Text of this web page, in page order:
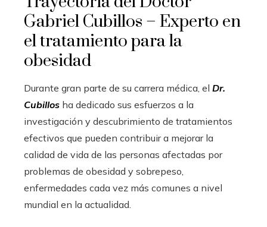
Gabriel Cubillos – Experto en
el tratamiento para la
obesidad
Durante gran parte de su carrera médica, el Dr.
Cubillos ha dedicado sus esfuerzos a la
investigación y descubrimiento de tratamientos
efectivos que pueden contribuir a mejorar la
calidad de vida de las personas afectadas por
problemas de obesidad y sobrepeso,
enfermedades cada vez más comunes a nivel
mundial en la actualidad.